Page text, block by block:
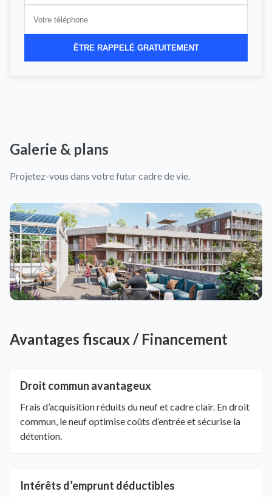
ÊTRE RAPPELÉ GRATUITEMENT
Galerie & plans
Projetez-vous dans votre futur cadre de vie.
Avantages fiscaux / Financement
Droit commun avantageux
Frais d’acquisition réduits du neuf et cadre clair. En droit
commun, le neuf optimise coûts d’entrée et sécurise la
détention.
Intérêts d’emprunt déductibles